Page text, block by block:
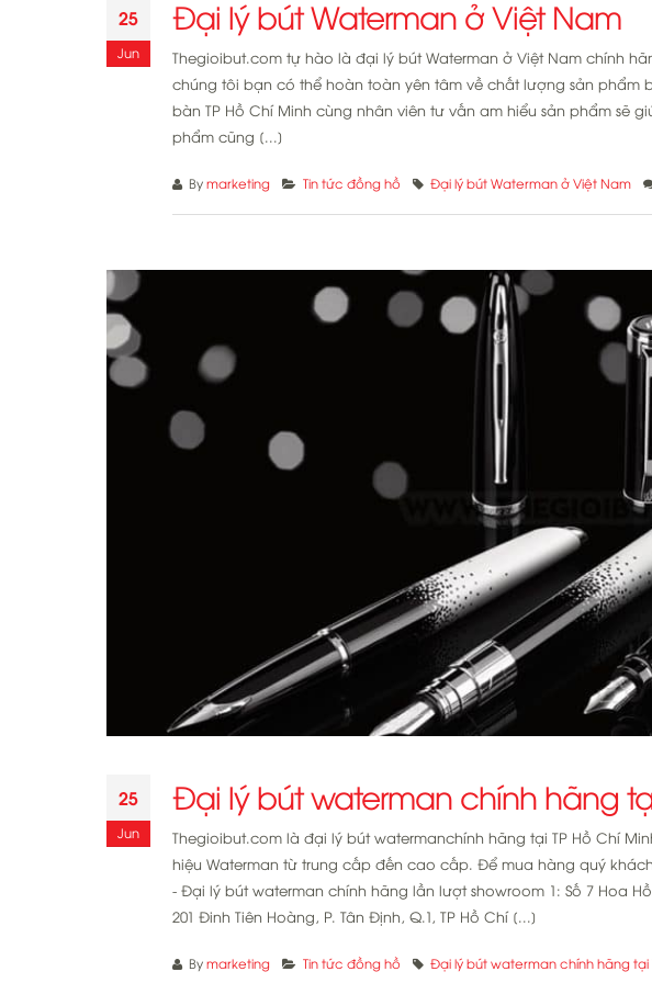
25
Jun
Đại lý bút Waterman ở Việt Nam
Thegioibut.com tự hào là đại lý bút Waterman ở Việt Nam chính
chúng tôi bạn có thể hoàn toàn yên tâm về chất lượng sản
bàn TP Hồ Chí Minh cùng nhân viên tư vấn am hiểu sản phẩm sẽ
phẩm cũng [...]
By marketing Tin tức đồng hồ Đại lý bút Waterman ở Việt Nam
25
Jun
Đại lý bút waterman chính hãng
Thegioibut.com là đại lý bút watermanchính hãng tại TP Hồ Chí
hiệu Waterman từ trung cấp đến cao cấp. Để mua hàng quý
- Đại lý bút waterman chính hãng lần lượt showroom 1: Số 7 Hoa
201 Đinh Tiên Hoàng, P. Tân Định, Q.1, TP Hồ Chí [...]
By marketing Tin tức đồng hồ Đại lý bút waterman chính hãng tại